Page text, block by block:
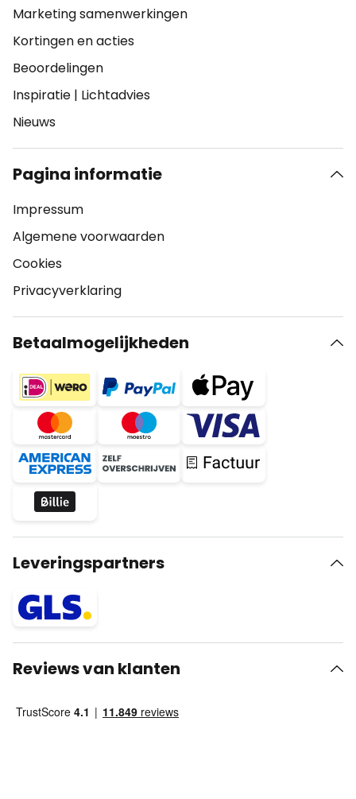
Marketing samenwerkingen
Kortingen en acties
Beoordelingen
Inspiratie | Lichtadvies
Nieuws
Pagina informatie
Impressum
Algemene voorwaarden
Cookies
Privacyverklaring
Betaalmogelijkheden
Leveringspartners
Reviews van klanten